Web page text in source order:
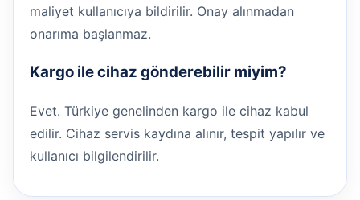
maliyet kullanıcıya bildirilir. Onay alınmadan
onarıma başlanmaz.
Kargo ile cihaz gönderebilir miyim?
Evet. Türkiye genelinden kargo ile cihaz kabul
edilir. Cihaz servis kaydına alınır, tespit yapılır ve
kullanıcı bilgilendirilir.